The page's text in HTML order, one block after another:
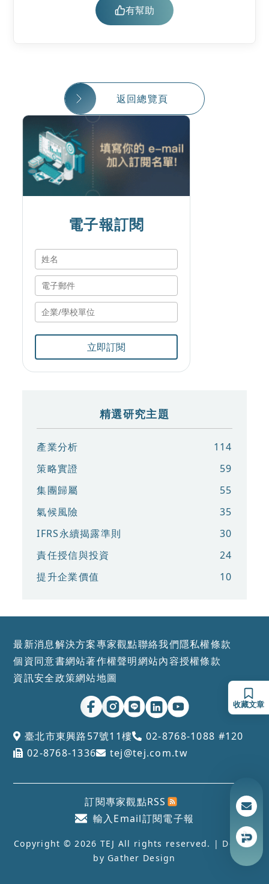
有幫助
返回總覽頁
電子報訂閱
立即訂閱
精選研究主題
產業分析
114
策略實證
59
集團歸屬
55
氣候風險
35
IFRS永續揭露準則
30
責任授信與投資
24
提升企業價值
10
收藏文章
最新消息解決方案專家觀點聯絡我們隱私權條款
個資同意書網站著作權聲明網站內容授權條款
資訊安全政策網站地圖
臺北市東興路57號11樓
02-8768-1088 #120
02-8768-1336
tej@tej.com.tw
訂閱專家觀點RSS
輸入Email訂閱電子報
Copyright © 2026 TEJ All rights reserved. | Design
by Gather Design